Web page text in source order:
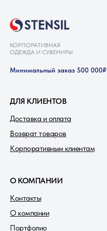
КОРПОРАТИВНАЯ
ОДЕЖДА И СУВЕНИРЫ
Минимальный заказ 500 000₽
Доставка и оплата
ДЛЯ КЛИЕНТОВ
Возврат товаров
Корпоративным клиентам
О КОМПАНИИ
Портфолио
О компании
Контакты